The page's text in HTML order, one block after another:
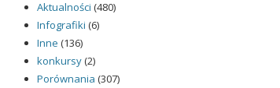
Aktualności (480)
Infografiki (6)
Inne (136)
konkursy(2)
Porównania (307)